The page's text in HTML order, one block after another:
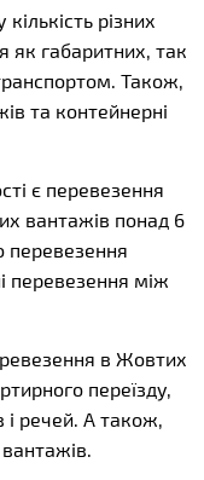
різних
як габаритних, так
Також,
та контейнерні
є перевезення
вантажів понад 6
перевезення
перевезення між
в Жовтих
переїзду,
і речей. А також,